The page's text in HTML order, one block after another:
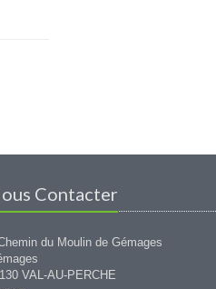
Contacter
du Moulin de Gémages
VAL-AU-PERCHE